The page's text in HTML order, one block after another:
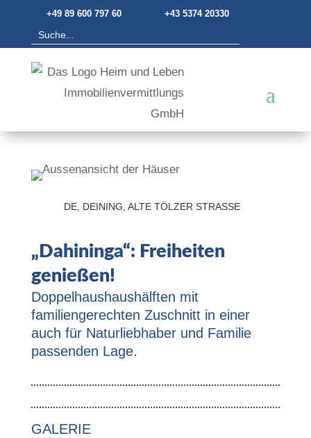
+49 89 600 797 60 +43 5374 20330
DE, DEINING, ALTE TÖLZER STRASSE
„Dahininga“: Freiheiten
genießen!
Doppelhaushaushälften mit
familiengerechten Zuschnitt in einer
auch für Naturliebhaber und Familie
passenden Lage.
GALERIE